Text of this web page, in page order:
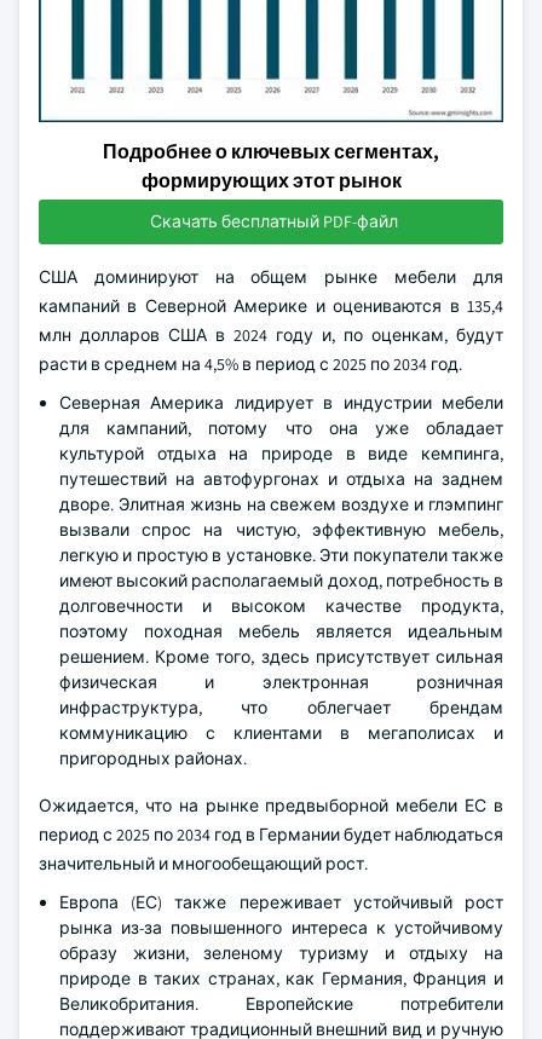
Подробнее о ключевых сегментах,
формирующих этот рынок
Скачать бесплатный PDF-файл
США доминируют на общем рынке мебели для
кампаний в Северной Америке и оцениваются в 135,4
млн долларов США в 2024 году и, по оценкам, будут
расти в среднем на 4,5% в период с 2025 по 2034 год.
Северная Америка лидирует в индустрии мебели
для кампаний, потому что она уже обладает
культурой отдыха на природе в виде кемпинга,
путешествий на автофургонах и отдыха на заднем
дворе. Элитная жизнь на свежем воздухе и глэмпинг
вызвали спрос на чистую, эффективную мебель,
легкую и простую в установке. Эти покупатели также
имеют высокий располагаемый доход, потребность в
долговечности и высоком качестве продукта,
поэтому походная мебель является идеальным
решением. Кроме того, здесь присутствует сильная
физическая и электронная розничная
инфраструктура, что облегчает брендам
коммуникацию с клиентами в мегаполисах и
пригородных районах.
Ожидается, что на рынке предвыборной мебели ЕС в
период с 2025 по 2034 год в Германии будет наблюдаться
значительный и многообещающий рост.
Европа (ЕС) также переживает устойчивый рост
рынка из-за повышенного интереса к устойчивому
образу жизни, зеленому туризму и отдыху на
природе в таких странах, как Германия, Франция и
Великобритания. Европейские потребители
поддерживают традиционный внешний вид и ручную